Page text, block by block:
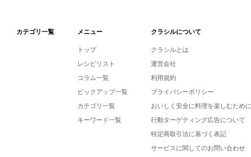
カテゴリ一覧 メニュー
トップ
レシピリスト
コラム一覧
ピックアップ一覧
カテゴリ一覧
キーワード一覧
クラシルについて
クラシルとは
運営会社
利用規約
プライバシーポリシー
おいしく安全に料理を楽しむために
行動ターゲティング広告について
特定商取引法に基づく表記
サービスに関してのお問い合わせ